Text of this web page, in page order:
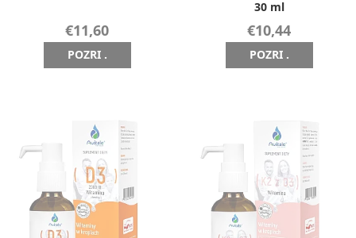
€11,60
POZRI .
30 ml
€10,44
POZRI .